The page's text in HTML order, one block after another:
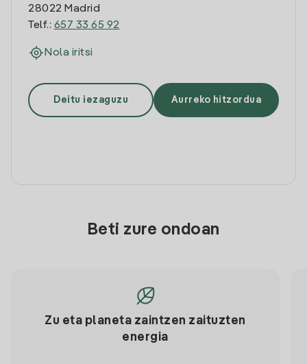
28022 Madrid
Telf.: 657 33 65 92
Nola iritsi
Deitu iezaguzu Aurreko hitzordua
Beti zure ondoan
Zu eta planeta zaintzen zaituzten
energia